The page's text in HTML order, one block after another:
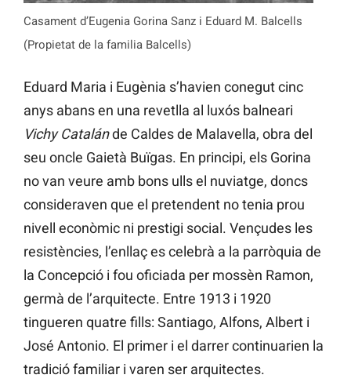
Casament d’Eugenia Gorina Sanz i Eduard M. Balcells
(Propietat de la familia Balcells)
Eduard Maria i Eugènia s’havien conegut cinc
anys abans en una revetlla al luxós balneari
Vichy Catalánde Caldes de Malavella, obra del
seu oncle Gaietà Buïgas. En principi, els Gorina
no van veure amb bons ulls el nuviatge, doncs
consideraven que el pretendent no tenia prou
nivell econòmic ni prestigi social. Vençudes les
resistències, l’enllaç es celebrà a la parròquia de
la Concepció i fou oficiada per mossèn Ramon,
germà de l’arquitecte. Entre 1913 i 1920
tingueren quatre fills: Santiago, Alfons, Albert i
José Antonio. El primer i el darrer continuarien la
tradició familiar i varen ser arquitectes.